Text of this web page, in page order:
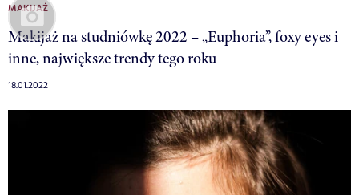
MAKIJAŻ
Makijaż na studniówkę 2022 – „Euphoria”, foxy eyes i
inne, największe trendy tego roku
18.01.2022